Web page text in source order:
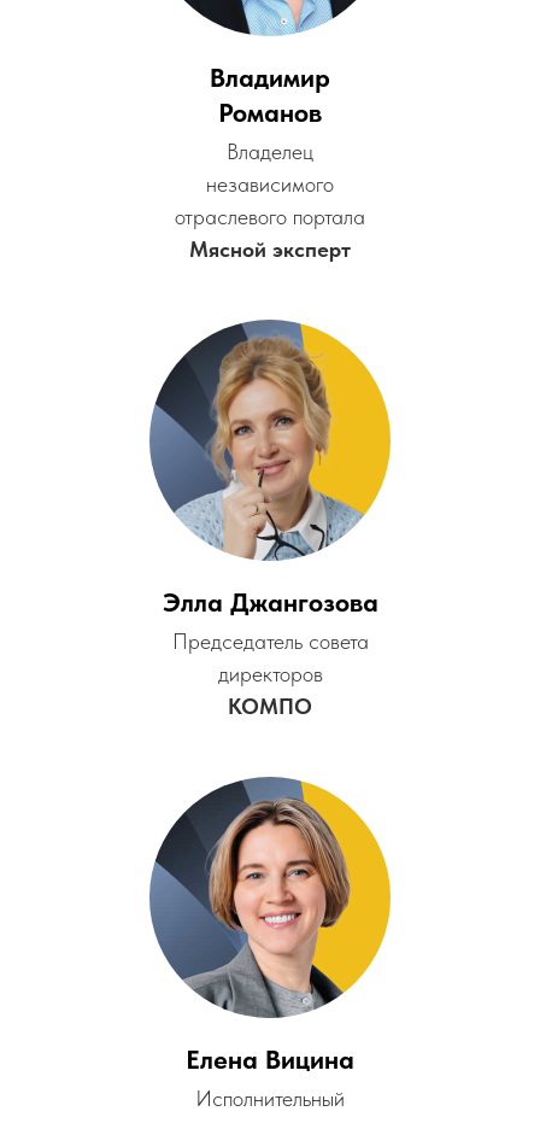
Владимир
Романов
Владелец
независимого
отраслевого портала
Мясной эксперт
Элла Джангозова
Председатель совета
директоров
КОМПО
Елена Вицина
Исполнительный